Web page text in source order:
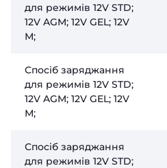
для режимів 12V STD;
12V AGM; 12V GEL; 12V
М;
Спосіб заряджання
для режимів 12V STD;
12V AGM; 12V GEL; 12V
М;
Спосіб заряджання
для режимів 12V STD;